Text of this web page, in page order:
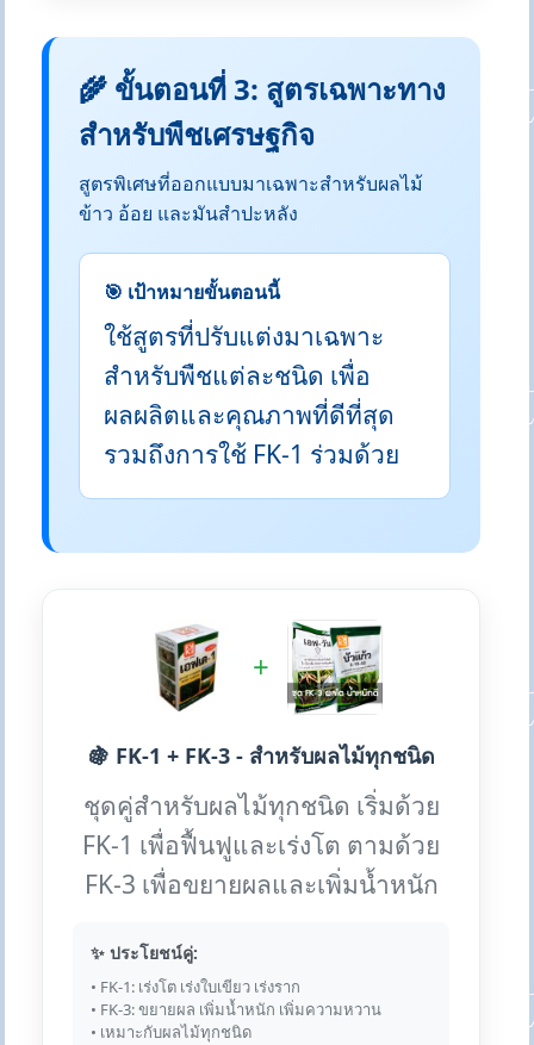
🌾 ขั้นตอนที่ 3: สูตรเฉพาะทาง
สำหรับพืชเศรษฐกิจ
สูตรพิเศษที่ออกแบบมาเฉพาะสำหรับผลไม้
ข้าว อ้อย และมันสำปะหลัง
🎯 เป้าหมายขั้นตอนนี้
ใช้สูตรที่ปรับแต่งมาเฉพาะ
สำหรับพืชแต่ละชนิด เพื่อ
ผลผลิตและคุณภาพที่ดีที่สุด
รวมถึงการใช้ FK-1 ร่วมด้วย
+
🍇 FK-1 + FK-3 - สำหรับผลไม้ทุกชนิด
ชุดคู่สำหรับผลไม้ทุกชนิด เริ่มด้วย
FK-1 เพื่อฟื้นฟูและเร่งโต ตามด้วย
FK-3 เพื่อขยายผลและเพิ่มน้ำหนัก
✨ ประโยชน์คู่:
• FK-1: เร่งโต เร่งใบเขียว เร่งราก
• FK-3: ขยายผล เพิ่มน้ำหนัก เพิ่มความหวาน
• เหมาะกับผลไม้ทุกชนิด